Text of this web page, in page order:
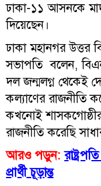
ঢাকা-১১ আসনকে
দিয়েছেন।
ঢাকা মহানগর উত্তর
সভাপতি বলেন,
দল জন্মলগ্ন থেকেই
কল্যাণের রাজনীতি
কখনোই শাসকগোষ্ঠীর
রাজনীতি করেছি
আরও পড়ুন:
প্রার্থী চূড়ান্ত